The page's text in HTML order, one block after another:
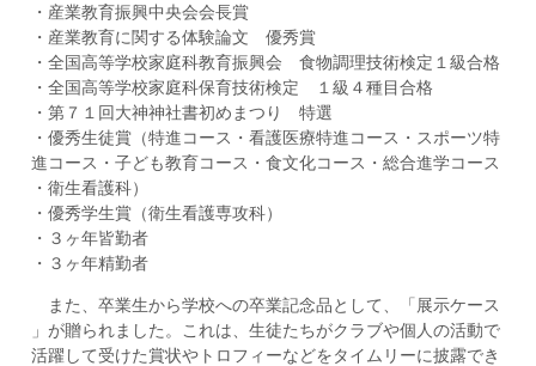
・産業教育振興中央会会長賞
・産業教育に関する体験論文 優秀賞
・全国高等学校家庭科教育振興会 食物調理技術検定１級合格
・全国高等学校家庭科保育技術検定 １級４種目合格
・第７１回大神神社書初めまつり 特選
・優秀生徒賞（特進コース・看護医療特進コース・スポーツ特
進コース・子ども教育コース・食文化コース・総合進学コース
・衛生看護科）
・優秀学生賞（衛生看護専攻科）
・３ヶ年皆勤者
・３ヶ年精勤者
また、卒業生から学校への卒業記念品として、「展示ケース
」が贈られました。これは、生徒たちがクラブや個人の活動で
活躍して受けた賞状やトロフィーなどをタイムリーに披露でき